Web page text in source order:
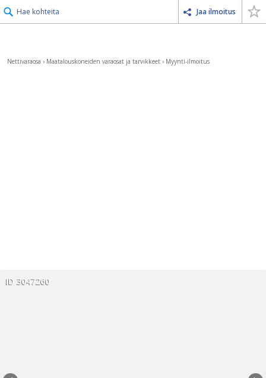
Hae kohteita Jaa ilmoitus
Nettivaraosa › Maatalouskoneiden varaosat ja tarvikkeet › Myynti-ilmoitus
ID 3047260